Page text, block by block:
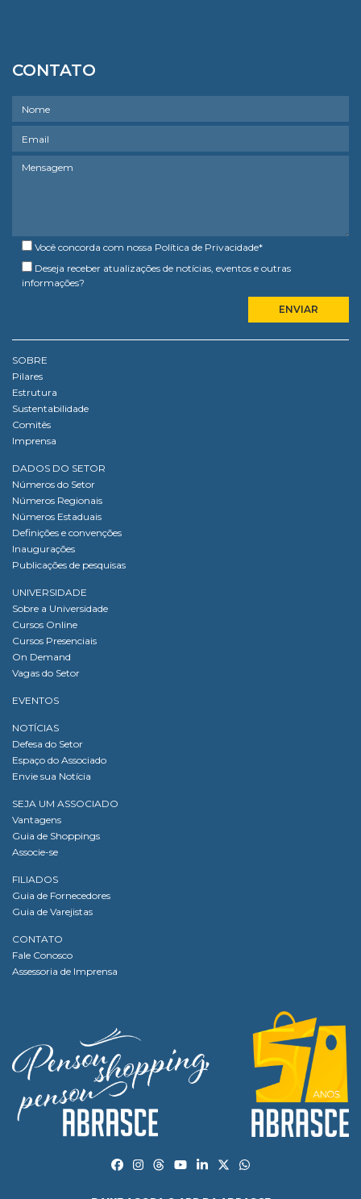
CONTATO
Você concorda com nossa Política de Privacidade*
Deseja receber atualizações de notícias, eventos e outras
informações?
SOBRE
Pilares
Estrutura
Sustentabilidade
Comitês
Imprensa
DADOS DO SETOR
Números do Setor
Números Regionais
Números Estaduais
Definições e convenções
Inaugurações
Publicações de pesquisas
UNIVERSIDADE
Sobre a Universidade
Cursos Online
Cursos Presenciais
On Demand
Vagas do Setor
EVENTOS
NOTÍCIAS
Defesa do Setor
Espaço do Associado
Envie sua Notícia
SEJA UM ASSOCIADO
Vantagens
Guia de Shoppings
Associe-se
FILIADOS
Guia de Fornecedores
Guia de Varejistas
CONTATO
Fale Conosco
Assessoria de Imprensa